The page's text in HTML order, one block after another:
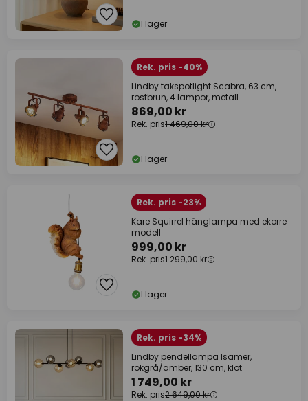
I lager
Rek. pris -40%
Lindby takspotlight Scabra, 63 cm,
rostbrun, 4 lampor, metall
869,00 kr
Rek. pris1 469,00 kr
I lager
Rek. pris -23%
Kare Squirrel hänglampa med ekorre
modell
999,00 kr
Rek. pris1 299,00 kr
I lager
Rek. pris -34%
Lindby pendellampa Isamer,
rökgrå/amber, 130 cm, klot
1 749,00 kr
Rek. pris2 649,00 kr